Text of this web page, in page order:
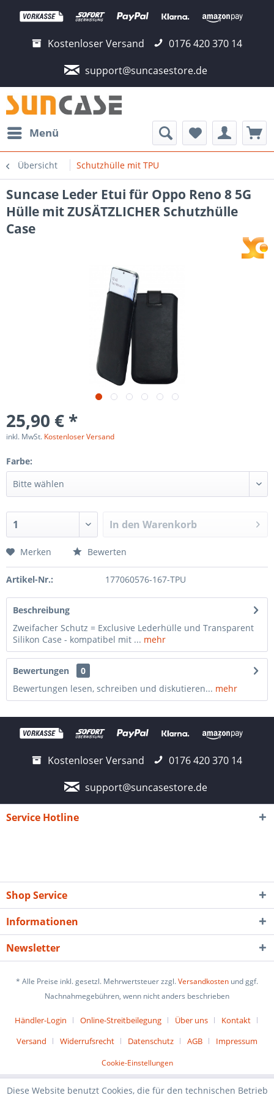
Kostenloser Versand
0176 420 370 14
support@suncasestore.de
Menü
Übersicht Schutzhülle mit TPU
Suncase Leder Etui für Oppo Reno 8 5G
Hülle mit ZUSÄTZLICHER Schutzhülle
Case
25,90 € *
inkl. MwSt. Kostenloser Versand
Farbe:
In den Warenkorb
Merken Bewerten
Artikel-Nr.: 177060576-167-TPU
Beschreibung
Zweifacher Schutz = Exclusive Lederhülle und Transparent
Silikon Case - kompatibel mit ... mehr
Bewertungen
0
Bewertungen lesen, schreiben und diskutieren... mehr
Kostenloser Versand
0176 420 370 14
support@suncasestore.de
Service Hotline
Shop Service
Informationen
Newsletter
* Alle Preise inkl. gesetzl. Mehrwertsteuer zzgl.Versandkosten und ggf.
Nachnahmegebühren, wenn nicht anders beschrieben
Händler-Login Online-Streitbeilegung Über uns
Kontakt
Versand
Widerrufsrecht Datenschutz AGB Impressum
Cookie-Einstellungen
Diese Website benutzt Cookies, die für den technischen Betrieb